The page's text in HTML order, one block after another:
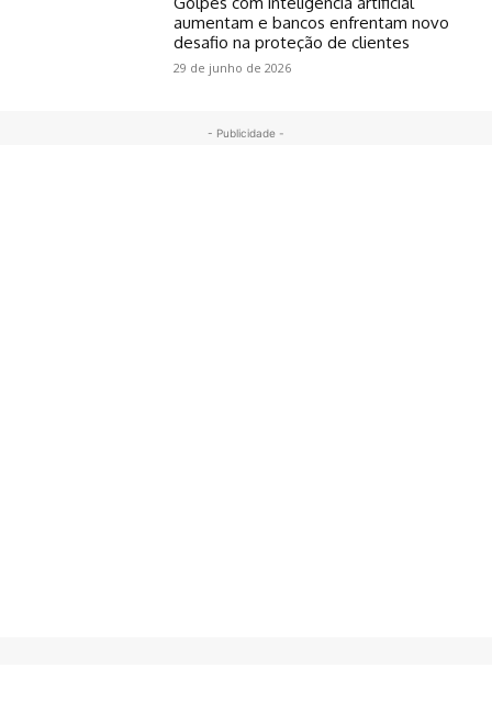
aumentam e bancos enfrentam novo
desafio na proteção de clientes
29 de junho de 2026
- Publicidade -